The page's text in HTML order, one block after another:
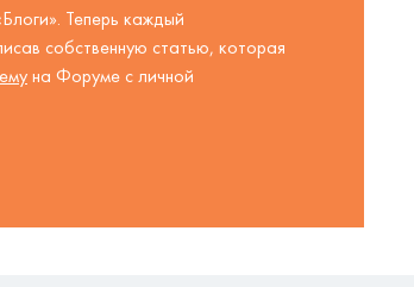
Теперь каждый
собственную статью, которая
на Форуме с личной